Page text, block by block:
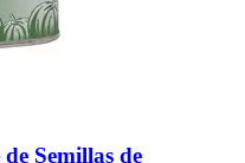
de Semillas de